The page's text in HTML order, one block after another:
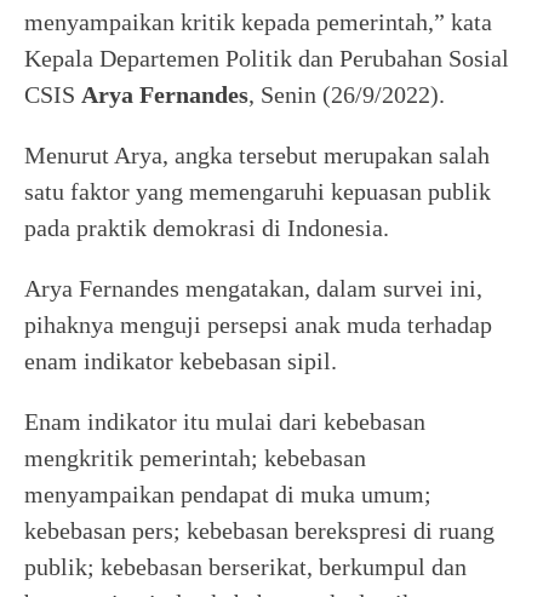
menyampaikan kritik kepada pemerintah,” kata
Kepala Departemen Politik dan Perubahan Sosial
CSIS Arya Fernandes, Senin (26/9/2022).
Menurut Arya, angka tersebut merupakan salah
satu faktor yang memengaruhi kepuasan publik
pada praktik demokrasi di Indonesia.
Arya Fernandes mengatakan, dalam survei ini,
pihaknya menguji persepsi anak muda terhadap
enam indikator kebebasan sipil.
Enam indikator itu mulai dari kebebasan
mengkritik pemerintah; kebebasan
menyampaikan pendapat di muka umum;
kebebasan pers; kebebasan berekspresi di ruang
publik; kebebasan berserikat, berkumpul dan